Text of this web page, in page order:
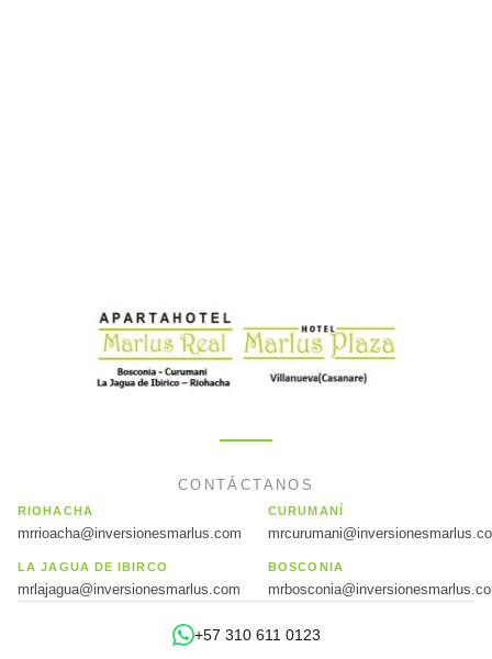
CONTÁCTANOS
RIOHACHA
mrrioacha@inversionesmarlus.com
CURUMANÍ
LA JAGUA DE IBIRCO
mrlajagua@inversionesmarlus.com
BOSCONIA
+57 310 611 0123